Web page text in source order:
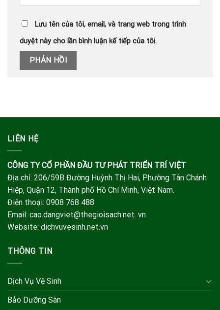
Lưu tên của tôi, email, và trang web trong trình
duyệt này cho lần bình luận kế tiếp của tôi.
LIÊN HỆ
CÔNG TY CỔ PHẦN ĐẦU TƯ PHÁT TRIỂN TRÍ VIỆT
Địa chỉ: 206/59B Đường Huỳnh Thị Hai, Phường Tân Chánh
Hiệp, Quận 12, Thành phố Hồ Chí Minh, Việt Nam.
Điện thoại: 0908 768 488
Email: cao.dangviet@thegioisach.net. vn
Website: dichvuvesinh.net.vn
THÔNG TIN
Dịch Vụ Vệ Sinh
Bảo Dưỡng Sàn